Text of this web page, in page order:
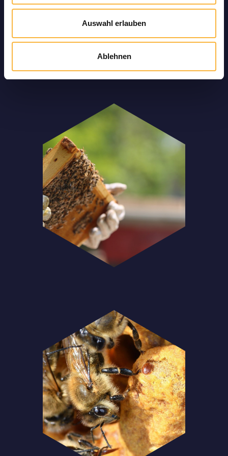
Auswahl erlauben
Ablehnen
mit einigen Begleitbienen separiert. Durch die
exakt terminierte Zustellung können Sie die
die Bienenbeute umsetzen, sodass der Stress
für den Kunstschwarm minimiert wird.